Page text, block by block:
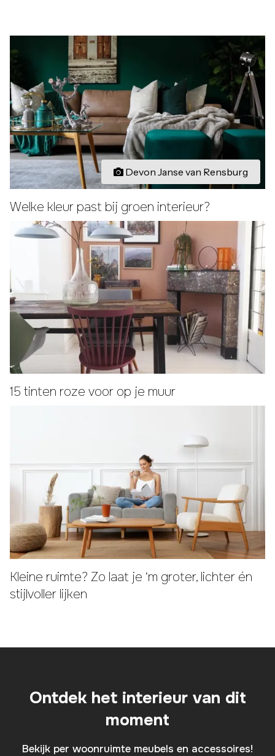
Devon Janse van Rensburg
Welke kleur past bij groen interieur?
15 tinten roze voor op je muur
Kleine ruimte? Zo laat je ‘m groter, lichter én
stijlvoller lijken
Ontdek het interieur van dit
moment
Bekijk per woonruimte meubels en accessoires!